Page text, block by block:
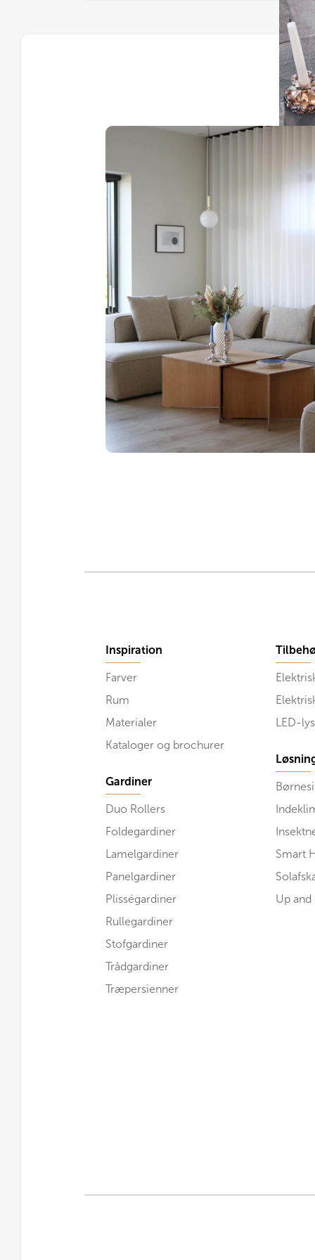
Inspiration
Farver
Rum
Materialer
Kataloger og brochurer
Gardiner
Duo Rollers
Foldegardiner
Lamelgardiner
Panelgardiner
Plisségardiner
Rullegardiner
Stofgardiner
Trådgardiner
Træpersienner
LED-lys
Smart
Up